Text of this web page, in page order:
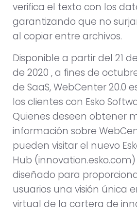
verifica el texto con los
garantizando que no
al copiar entre archivos.
Disponible a partir del 21
de 2020 , a fines de
de SaaS, WebCenter 20.0
los clientes con Esko
Quienes deseen obtener
información sobre
pueden visitar el nuevo
Hub
diseñado para
usuarios una visión única
virtual de la cartera de